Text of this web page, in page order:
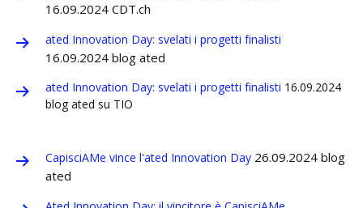
16.09.2024 CDT.ch
ated Innovation Day: svelati i progetti finalisti
16.09.2024 blog ated
ated Innovation Day: svelati i progetti finalisti 16.09.2024
blog ated su TIO
CapisciAMe vince l'ated Innovation Day 26.09.2024 blog
ated